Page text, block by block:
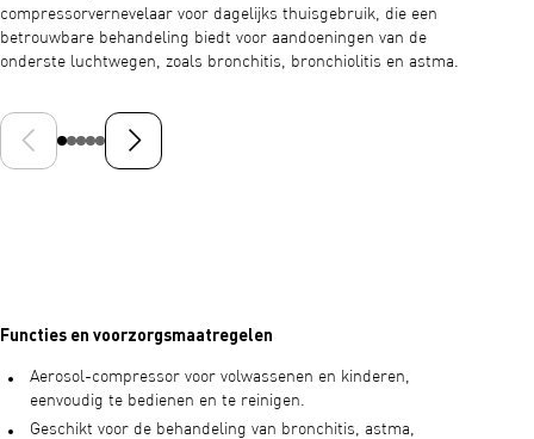
compressorvernevelaar voor dagelijks thuisgebruik, die een
betrouwbare behandeling biedt voor aandoeningen van de
onderste luchtwegen, zoals bronchitis, bronchiolitis en astma.
Vorige dia Volgende dia
Functies en voorzorgsmaatregelen
Aerosol-compressor voor volwassenen en kinderen,
eenvoudig te bedienen en te reinigen.
Geschikt voor de behandeling van bronchitis, astma,